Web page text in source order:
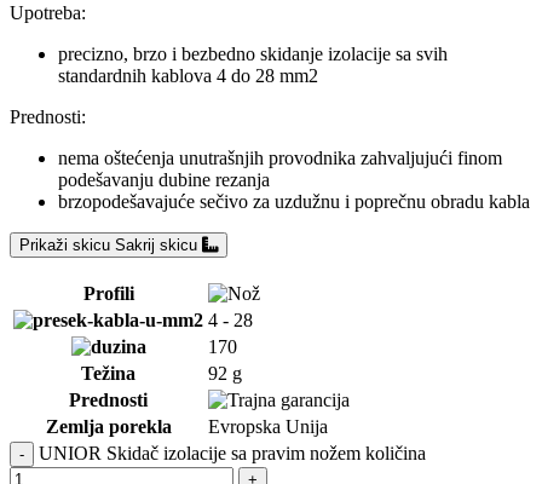
Upotreba:
precizno, brzo i bezbedno skidanje izolacije sa svih
standardnih kablova 4 do 28 mm2
Prednosti:
nema oštećenja unutrašnjih provodnika zahvaljujući finom
podešavanju dubine rezanja
brzopodešavajuće sečivo za uzdužnu i poprečnu obradu kabla
Prikaži skicu Sakrij skicu
Profili
4 - 28
170
Težina
92 g
Prednosti
Zemlja porekla
Evropska Unija
UNIOR Skidač izolacije sa pravim nožem količina